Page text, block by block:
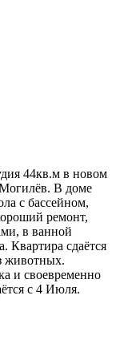
44кв.м в новом
В доме
с бассейном,
ремонт,
в ванной
Квартира сдаётся
животных.
и своевременно
с 4 Июля.